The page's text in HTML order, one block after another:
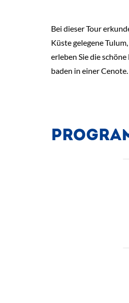
Bei dieser Tour
Küste gelegene
erleben Sie die
baden in einer Cenote.